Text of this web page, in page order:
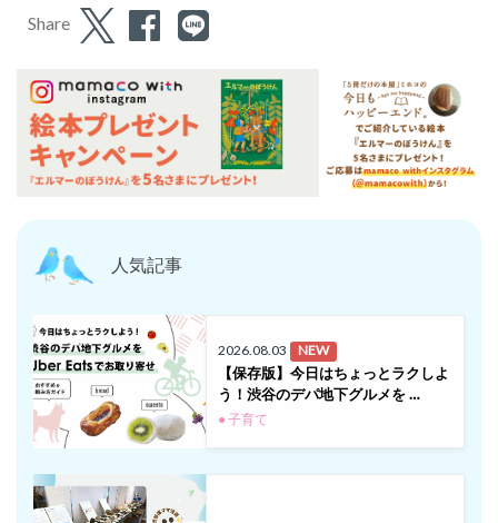
Share
人気記事
2026.08.03 NEW
【保存版】今日はちょっとラクしよ
う！渋谷のデパ地下グルメを …
● 子育て